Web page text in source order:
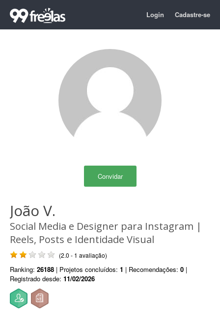
Login Cadastre-se
Convidar
João V.
Social Media e Designer para Instagram |
Reels, Posts e Identidade Visual
(2.0 - 1 avaliação)
Ranking: 26188 | Projetos concluídos: 1 | Recomendações: 0 |
Registrado desde: 11/02/2026